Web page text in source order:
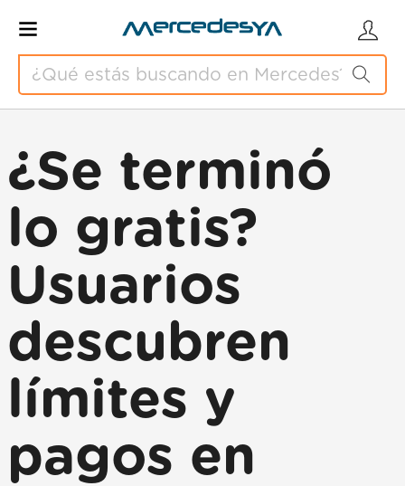
¿Se terminó
lo gratis?
Usuarios
descubren
límites y
pagos en